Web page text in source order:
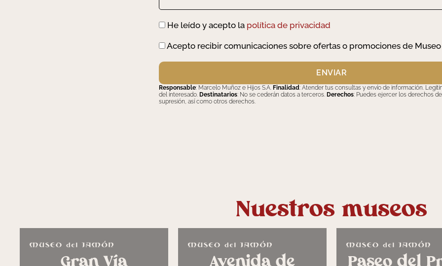
He leído y acepto la política de privacidad
Acepto recibir comunicaciones sobre ofertas o promociones de
ENVIAR
Responsable: Marcelo Muñoz e Hijos S.A. Finalidad: Atender tus consultas y envío de información.
del interesado. Destinatarios: No se cederán datos a terceros. Derechos: Puedes ejercer los derechos
supresión, así como otros derechos.
Nuestros museos
Gran Vía Avenida de Paseo del